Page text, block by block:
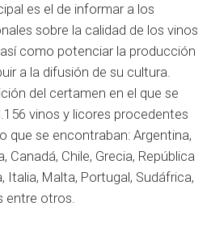
es el de informar a los
sobre la calidad de los vinos
como potenciar la producción
a la difusión de su cultura.
del certamen en el que se
vinos y licores procedentes
que se encontraban: Argentina,
Canadá, Chile, Grecia, República
Italia, Malta, Portugal, Sudáfrica,
entre otros.